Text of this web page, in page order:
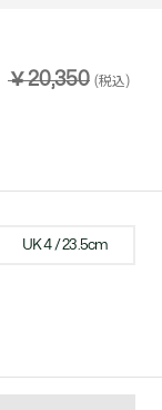
￥20,350 (税込)
UK 4 / 23.5cm